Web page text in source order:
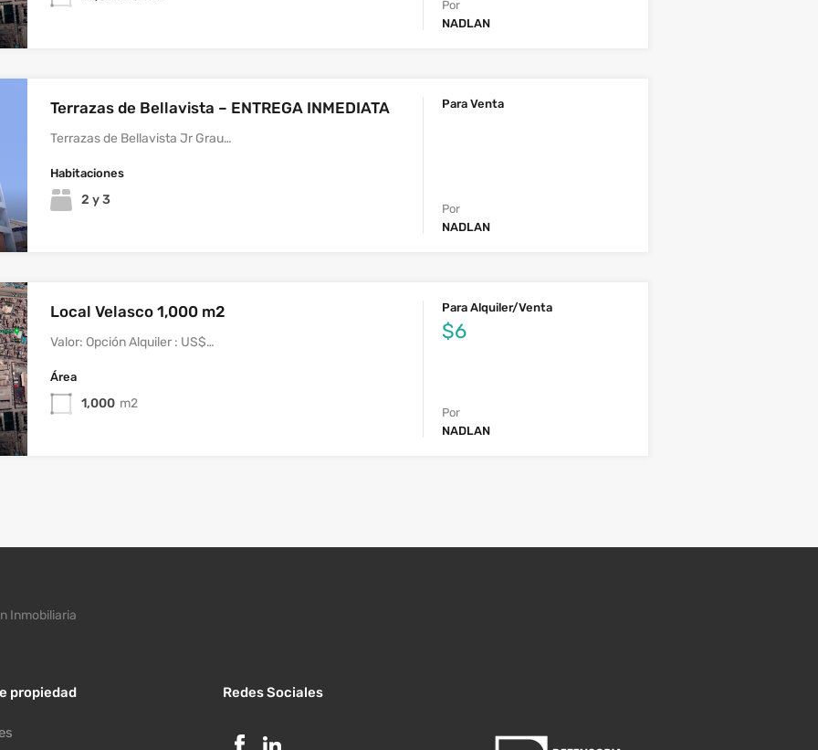
Por
NADLAN
Terrazas de Bellavista – ENTREGA INMEDIATA
Terrazas de Bellavista Jr Grau…
Habitaciones
2 y 3
Para Venta
Por
NADLAN
Local Velasco 1,000 m2
Valor: Opción Alquiler : US$…
Área
1,000 m2
Para Alquiler/Venta
$6
Por
NADLAN
Inmobiliaria
propiedad Redes Sociales